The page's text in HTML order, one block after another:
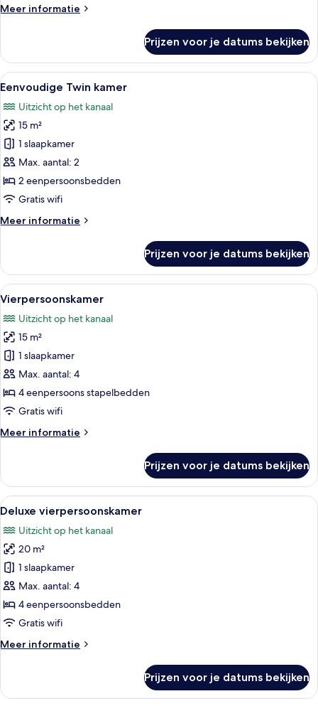
Meer informatie
Meer
Letter
Prijzen voor je datums bekijken
Alle
foto's
voor
Eenvoudige
Twin
kamer
laden
Een hotelkamer met een groot bed,
8
Eenvoudige Twin kamer
Uitzicht op het kanaal
15 m²
1 slaapkamer
Max. aantal: 2
2 eenpersoonsbedden
Gratis wifi
Meer informatie
Meer
Twin
kamer
Prijzen voor je datums bekijken
Alle
foto's
voor
Vierpersoonskamer
laden
Een studentenkamer met
8
Vierpersoonskamer
Uitzicht op het kanaal
15 m²
1 slaapkamer
Max. aantal: 4
4 eenpersoons stapelbedden
Gratis wifi
Meer informatie
Meer
Prijzen voor je datums bekijken
Alle
foto's
voor
Deluxe
vierpersoonskamer
laden
Een hotelkamer met een bed, een
6
Deluxe vierpersoonskamer
Uitzicht op het kanaal
20 m²
1 slaapkamer
Max. aantal: 4
4 eenpersoonsbedden
Gratis wifi
Meer informatie
Meer
vierpersoonskamer
Prijzen voor je datums bekijken